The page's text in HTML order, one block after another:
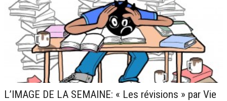
L’IMAGE DE LA SEMAINE: « Les révisions » par Vie